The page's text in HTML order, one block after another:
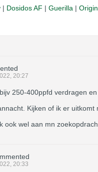
| Dosidos AF | Guerilla |
20:27
250-400ppfd verdragen
Kijken of ik er
ook wel aan mn
20:33